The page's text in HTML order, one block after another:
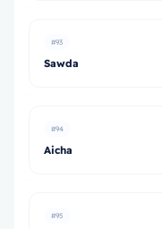
#93
Sawda
#94
Aicha
#95